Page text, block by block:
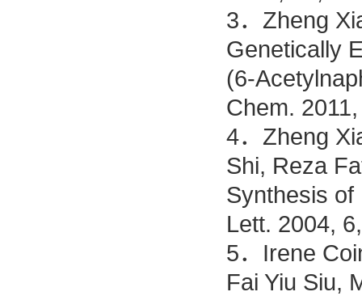
3．Zheng
Genetically
(6-
Chem.
4．Zheng
Shi, Reza
Synthesis of
Lett. 2004,
5．Irene
Fai Yiu Siu,